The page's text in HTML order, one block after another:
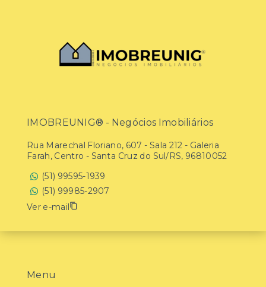
Menu
IMOBREUNIG® - Negócios Imobiliários
Rua Marechal Floriano, 607 - Sala 212 - Galeria
Farah, Centro - Santa Cruz do Sul/RS, 96810052
(51) 99595-1939
(51) 99985-2907
Ver e-mail